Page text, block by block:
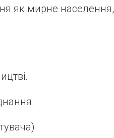
як мирне населення,